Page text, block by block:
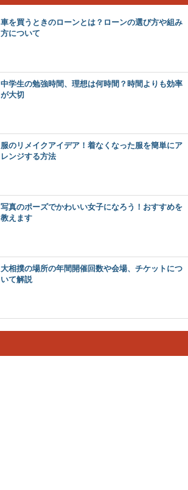
車を買うときのローンとは？ローンの選び方や組み
方について
中学生の勉強時間、理想は何時間？時間よりも効率
が大切
服のリメイクアイデア！着なくなった服を簡単にア
レンジする方法
写真のポーズでかわいい女子になろう！おすすめを
教えます
大相撲の場所の年間開催回数や会場、チケットにつ
いて解説